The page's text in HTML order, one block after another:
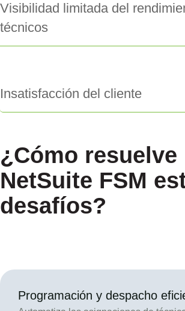
Visibilidad limitada del
técnicos
Insatisfacción del cliente
¿Cómo resuelve
NetSuite FSM
desafíos?
Programación y despacho